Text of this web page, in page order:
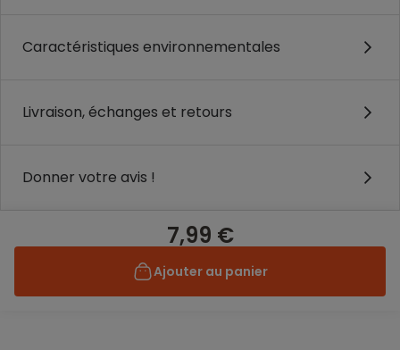
Caractéristiques environnementales
Livraison, échanges et retours
Donner votre avis !
7,99 €
Ajouter au panier